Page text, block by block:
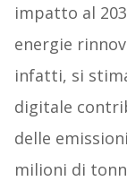
impatto al
energie
infatti, si
digitale
delle
milioni di